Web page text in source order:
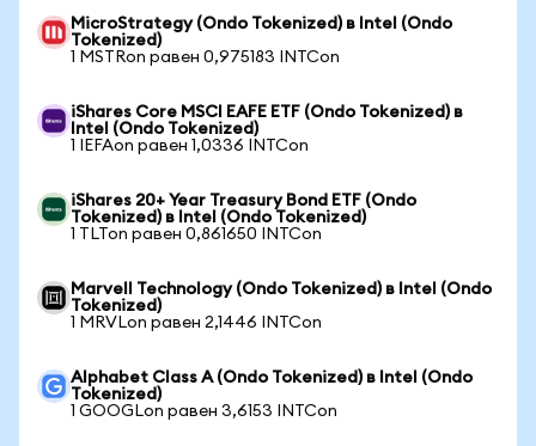
MicroStrategy (Ondo Tokenized) в Intel (Ondo
Tokenized)
1 MSTRon равен 0,975183 INTCon
iShares Core MSCI EAFE ETF (Ondo Tokenized) в
Intel (Ondo Tokenized)
1 IEFAon равен 1,0336 INTCon
iShares 20+ Year Treasury Bond ETF (Ondo
Tokenized) в Intel (Ondo Tokenized)
1 TLTon равен 0,861650 INTCon
Marvell Technology (Ondo Tokenized) в Intel (Ondo
Tokenized)
1 MRVLon равен 2,1446 INTCon
Alphabet Class A (Ondo Tokenized) в Intel (Ondo
Tokenized)
1 GOOGLon равен 3,6153 INTCon